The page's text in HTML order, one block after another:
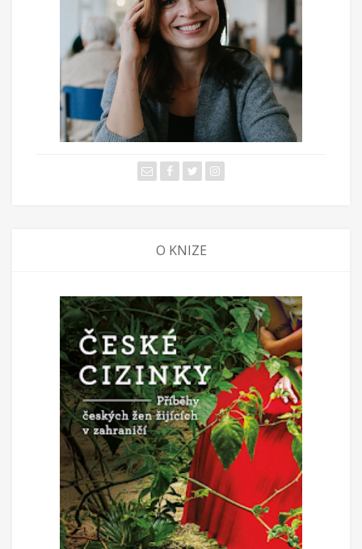
O KNIZE